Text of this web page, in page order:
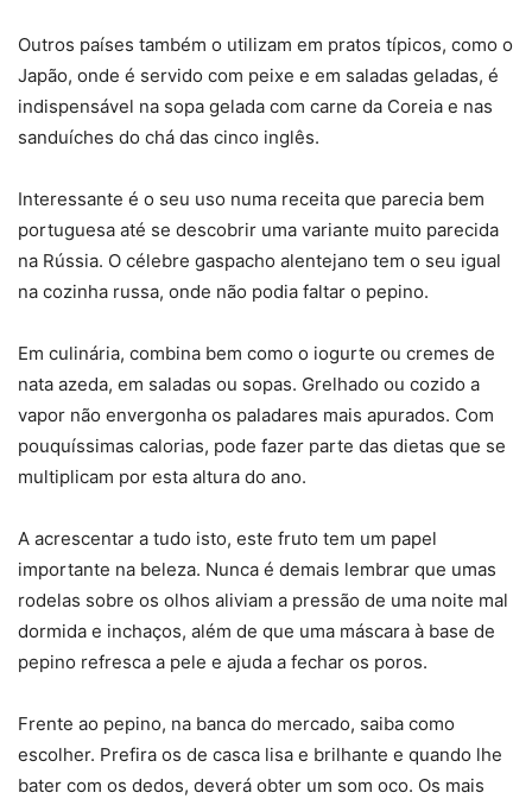
Outros países também o utilizam em pratos típicos, como o
Japão, onde é servido com peixe e em saladas geladas, é
indispensável na sopa gelada com carne da Coreia e nas
sanduíches do chá das cinco inglês.
Interessante é o seu uso numa receita que parecia bem
portuguesa até se descobrir uma variante muito parecida
na Rússia. O célebre gaspacho alentejano tem o seu igual
na cozinha russa, onde não podia faltar o pepino.
Em culinária, combina bem como o iogurte ou cremes de
nata azeda, em saladas ou sopas. Grelhado ou cozido a
vapor não envergonha os paladares mais apurados. Com
pouquíssimas calorias, pode fazer parte das dietas que se
multiplicam por esta altura do ano.
A acrescentar a tudo isto, este fruto tem um papel
importante na beleza. Nunca é demais lembrar que umas
rodelas sobre os olhos aliviam a pressão de uma noite mal
dormida e inchaços, além de que uma máscara à base de
pepino refresca a pele e ajuda a fechar os poros.
Frente ao pepino, na banca do mercado, saiba como
escolher. Prefira os de casca lisa e brilhante e quando lhe
bater com os dedos, deverá obter um som oco. Os mais